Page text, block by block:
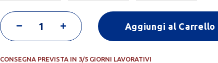
Aggiungi al Carrello
CONSEGNA PREVISTA IN 3/5 GIORNI LAVORATIVI